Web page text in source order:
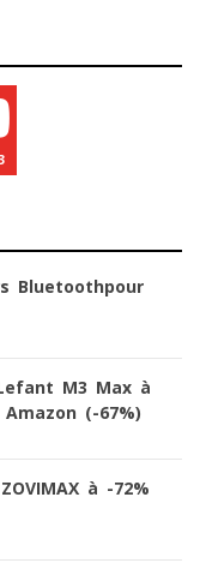
Bluetoothpour
M3 Max à
(-67%)
à -72%